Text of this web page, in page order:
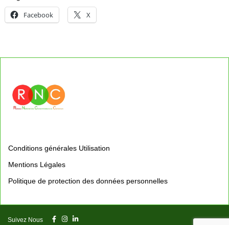
Facebook X
Conditions générales Utilisation
Mentions Légales
Politique de protection des données personnelles
Suivez Nous